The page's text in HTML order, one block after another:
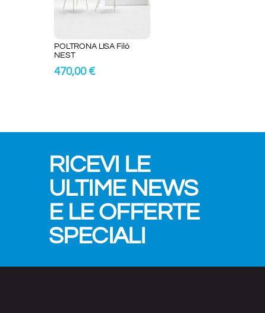
POLTRONA LISA Filò
NEST
470,00 €
RICEVI LE
ULTIME NEWS
E LE OFFERTE
SPECIALI